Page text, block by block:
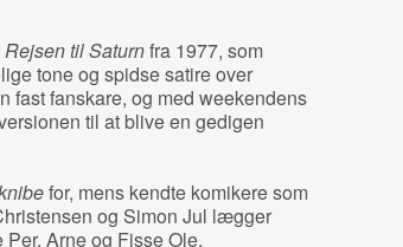
Rejsen til Saturnfra 1977, som
tone og spidse satire over
fast fanskare, og med weekendens
til at blive en gedigen
for, mens kendte komikere som
og Simon Jul lægger
Arne og Fisse Ole.